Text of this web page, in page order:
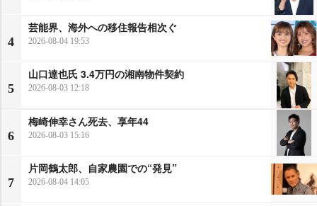
4
芸能界、海外への移住報告相次ぐ
2026-08-04 19:53
5
山口達也氏 3.4万円の湘南物件契約
2026-08-03 12:18
6
梅崎伸幸さん死去、享年44
2026-08-03 15:16
7
片岡鶴太郎、自家農園での“発見”
2026-08-04 14:05